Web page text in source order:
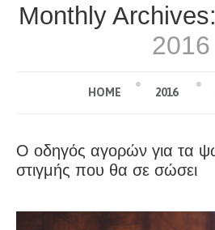
Monthly Archives:
2016
HOME 2016
Ο οδηγός αγορών για τα
στιγμής που θα σε σώσει